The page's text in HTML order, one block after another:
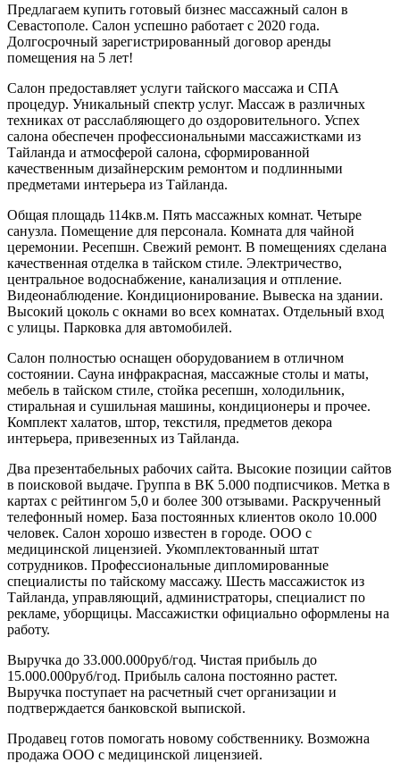
Предлагаем купить готовый бизнес массажный салон в
Севастополе. Салон успешно работает с 2020 года.
Долгосрочный зарегистрированный договор аренды
помещения на 5 лет!
Салон предоставляет услуги тайского массажа и СПА
процедур. Уникальный спектр услуг. Массаж в различных
техниках от расслабляющего до оздоровительного. Успех
салона обеспечен профессиональными массажистками из
Тайланда и атмосферой салона, сформированной
качественным дизайнерским ремонтом и подлинными
предметами интерьера из Тайланда.
Общая площадь 114кв.м. Пять массажных комнат. Четыре
санузла. Помещение для персонала. Комната для чайной
церемонии. Ресепшн. Свежий ремонт. В помещениях сделана
качественная отделка в тайском стиле. Электричество,
центральное водоснабжение, канализация и отпление.
Видеонаблюдение. Кондиционирование. Вывеска на здании.
Высокий цоколь с окнами во всех комнатах. Отдельный вход
с улицы. Парковка для автомобилей.
Салон полностью оснащен оборудованием в отличном
состоянии. Сауна инфракрасная, массажные столы и маты,
мебель в тайском стиле, стойка ресепшн, холодильник,
стиральная и сушильная машины, кондиционеры и прочее.
Комплект халатов, штор, текстиля, предметов декора
интерьера, привезенных из Тайланда.
Два презентабельных рабочих сайта. Высокие позиции сайтов
в поисковой выдаче. Группа в ВК 5.000 подписчиков. Метка в
картах с рейтингом 5,0 и более 300 отзывами. Раскрученный
телефонный номер. База постоянных клиентов около 10.000
человек. Салон хорошо известен в городе. ООО с
медицинской лицензией. Укомплектованный штат
сотрудников. Профессиональные дипломированные
специалисты по тайскому массажу. Шесть массажисток из
Тайланда, управляющий, администраторы, специалист по
рекламе, уборщицы. Массажистки официально оформлены на
работу.
Выручка до 33.000.000руб/год. Чистая прибыль до
15.000.000руб/год. Прибыль салона постоянно растет.
Выручка поступает на расчетный счет организации и
подтверждается банковской выпиской.
Продавец готов помогать новому собственнику. Возможна
продажа ООО с медицинской лицензией.